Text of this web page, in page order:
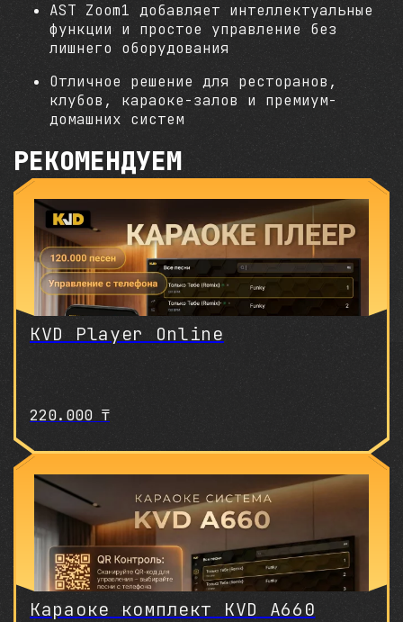
AST Zoom1 добавляет интеллектуальные
функции и простое управление без
лишнего оборудования
Отличное решение для ресторанов,
клубов, караоке-залов и премиум-
домашних систем
РЕКОМЕНДУЕМ
KVD Player Online
220.000 ₸
Караоке комплект KVD A660